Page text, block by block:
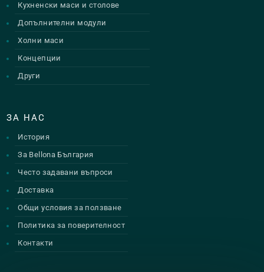
Кухненски маси и столове
Допълнителни модули
Холни маси
Концепции
Други
ЗА НАС
История
За Bellona България
Често задавани въпроси
Доставка
Общи условия за ползване
Политика за поверителност
Контакти